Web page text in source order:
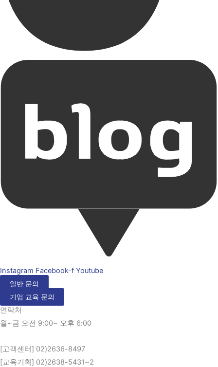
Instagram Facebook-f Youtube
일반 문의
기업 교육 문의
연락처
월~금 오전 9:00~ 오후 6:00
[고객센터] 02)2636-8497
[교육기획] 02)2638-5431~2